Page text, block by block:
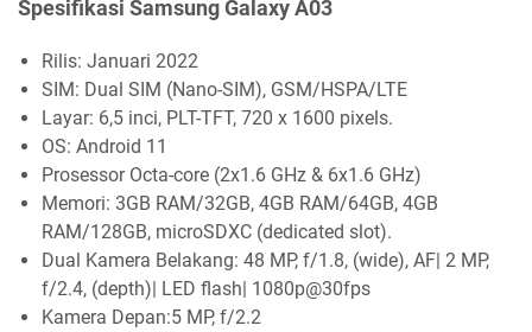
Spesifikasi Samsung Galaxy A03
Rilis: Januari 2022
SIM: Dual SIM (Nano-SIM), GSM/HSPA/LTE
Layar: 6,5 inci, PLT-TFT, 720 x 1600 pixels.
OS: Android 11
Prosessor Octa-core (2x1.6 GHz & 6x1.6 GHz)
Memori: 3GB RAM/32GB, 4GB RAM/64GB, 4GB
RAM/128GB, microSDXC (dedicated slot).
Dual Kamera Belakang: 48 MP, f/1.8, (wide), AF| 2 MP,
f/2.4, (depth)| LED flash| 1080p@30fps
Kamera Depan:5 MP, f/2.2